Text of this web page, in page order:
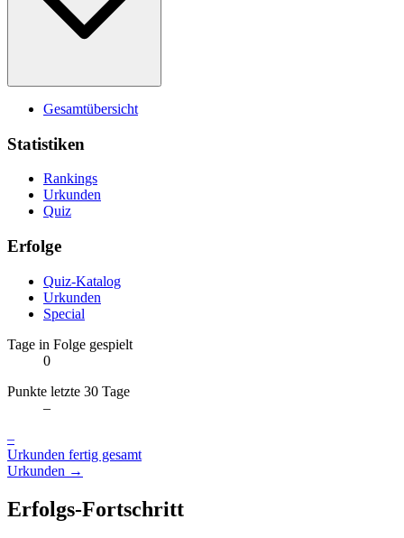
Gesamtübersicht
Statistiken
Rankings
Urkunden
Quiz
Erfolge
Quiz-Katalog
Urkunden
Special
Tage in Folge gespielt
0
Punkte letzte 30 Tage
–
–
Urkunden fertig gesamt
Urkunden →
Erfolgs-Fortschritt